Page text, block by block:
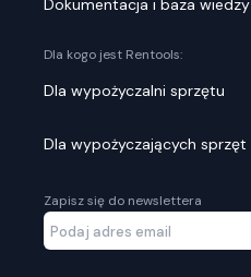
Dokumentacja i baza wiedzy
Dla kogo jest Rentools:
Dla wypożyczalni sprzętu
Dla wypożyczających sprzęt
Zapisz się do newslettera